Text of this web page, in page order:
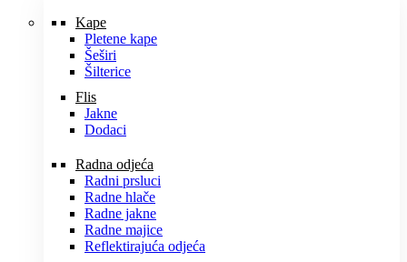
Kape
Pletene kape
Šeširi
Šilterice
Flis
Jakne
Dodaci
Radna odjeća
Radni prsluci
Radne hlače
Radne jakne
Radne majice
Reflektirajuća odjeća